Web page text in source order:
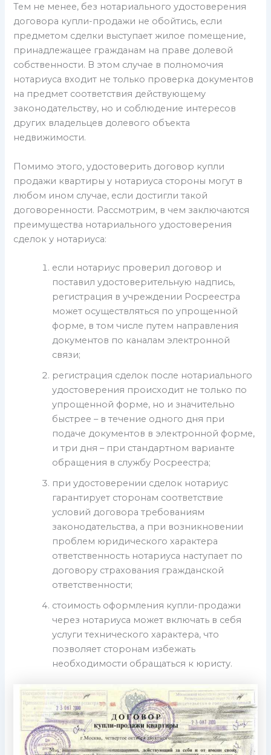
Тем не менее, без нотариального удостоверения
договора купли-продажи не обойтись, если
предметом сделки выступает жилое помещение,
принадлежащее гражданам на праве долевой
собственности. В этом случае в полномочия
нотариуса входит не только проверка документов
на предмет соответствия действующему
законодательству, но и соблюдение интересов
других владельцев долевого объекта
недвижимости.
Помимо этого, удостоверить договор купли
продажи квартиры у нотариуса стороны могут в
любом ином случае, если достигли такой
договоренности. Рассмотрим, в чем заключаются
преимущества нотариального удостоверения
сделок у нотариуса:
если нотариус проверил договор и
поставил удостоверительную надпись,
регистрация в учреждении Росреестра
может осуществляться по упрощенной
форме, в том числе путем направления
документов по каналам электронной
связи;
регистрация сделок после нотариального
удостоверения происходит не только по
упрощенной форме, но и значительно
быстрее – в течение одного дня при
подаче документов в электронной форме,
и три дня – при стандартном варианте
обращения в службу Росреестра;
при удостоверении сделок нотариус
гарантирует сторонам соответствие
условий договора требованиям
законодательства, а при возникновении
проблем юридического характера
ответственность нотариуса наступает по
договору страхования гражданской
ответственности;
стоимость оформления купли-продажи
через нотариуса может включать в себя
услуги технического характера, что
позволяет сторонам избежать
необходимости обращаться к юристу.